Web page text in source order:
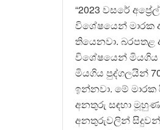
“2023 වසරේ
විශේෂයෙන් මාරක
තියෙනවා. බරපතළ
විශේෂයෙන් මියගිය
මියගිය පුද්ගලයින්
ඉන්නවා. මේ
අනතුරු සඳහා මූහුණ
අනතුරුවලින්